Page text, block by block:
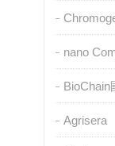
nano
BioChain
Agrisera